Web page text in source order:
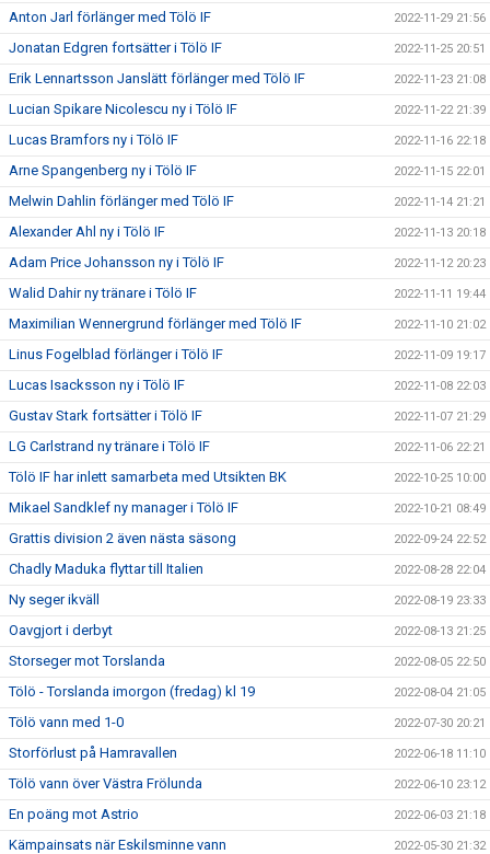
Anton Jarl förlänger med Tölö IF 2022-11-29 21:56
Jonatan Edgren fortsätter i Tölö IF 2022-11-25 20:51
Erik Lennartsson Janslätt förlänger med Tölö IF 2022-11-23 21:08
Lucian Spikare Nicolescu ny i Tölö IF 2022-11-22 21:39
Lucas Bramfors ny i Tölö IF 2022-11-16 22:18
Arne Spangenberg ny i Tölö IF 2022-11-15 22:01
Melwin Dahlin förlänger med Tölö IF 2022-11-14 21:21
Alexander Ahl ny i Tölö IF 2022-11-13 20:18
Adam Price Johansson ny i Tölö IF 2022-11-12 20:23
Walid Dahir ny tränare i Tölö IF 2022-11-11 19:44
Maximilian Wennergrund förlänger med Tölö IF 2022-11-10 21:02
Linus Fogelblad förlänger i Tölö IF 2022-11-09 19:17
Lucas Isacksson ny i Tölö IF 2022-11-08 22:03
Gustav Stark fortsätter i Tölö IF 2022-11-07 21:29
LG Carlstrand ny tränare i Tölö IF 2022-11-06 22:21
Tölö IF har inlett samarbeta med Utsikten BK 2022-10-25 10:00
Mikael Sandklef ny manager i Tölö IF 2022-10-21 08:49
Grattis division 2 även nästa säsong 2022-09-24 22:52
Chadly Maduka flyttar till Italien 2022-08-28 22:04
Ny seger ikväll 2022-08-19 23:33
Oavgjort i derbyt 2022-08-13 21:25
Storseger mot Torslanda 2022-08-05 22:50
Tölö - Torslanda imorgon (fredag) kl 19 2022-08-04 21:05
Tölö vann med 1-0 2022-07-30 20:21
Storförlust på Hamravallen 2022-06-18 11:10
Tölö vann över Västra Frölunda 2022-06-10 23:12
En poäng mot Astrio 2022-06-03 21:18
Kämpainsats när Eskilsminne vann 2022-05-30 21:32